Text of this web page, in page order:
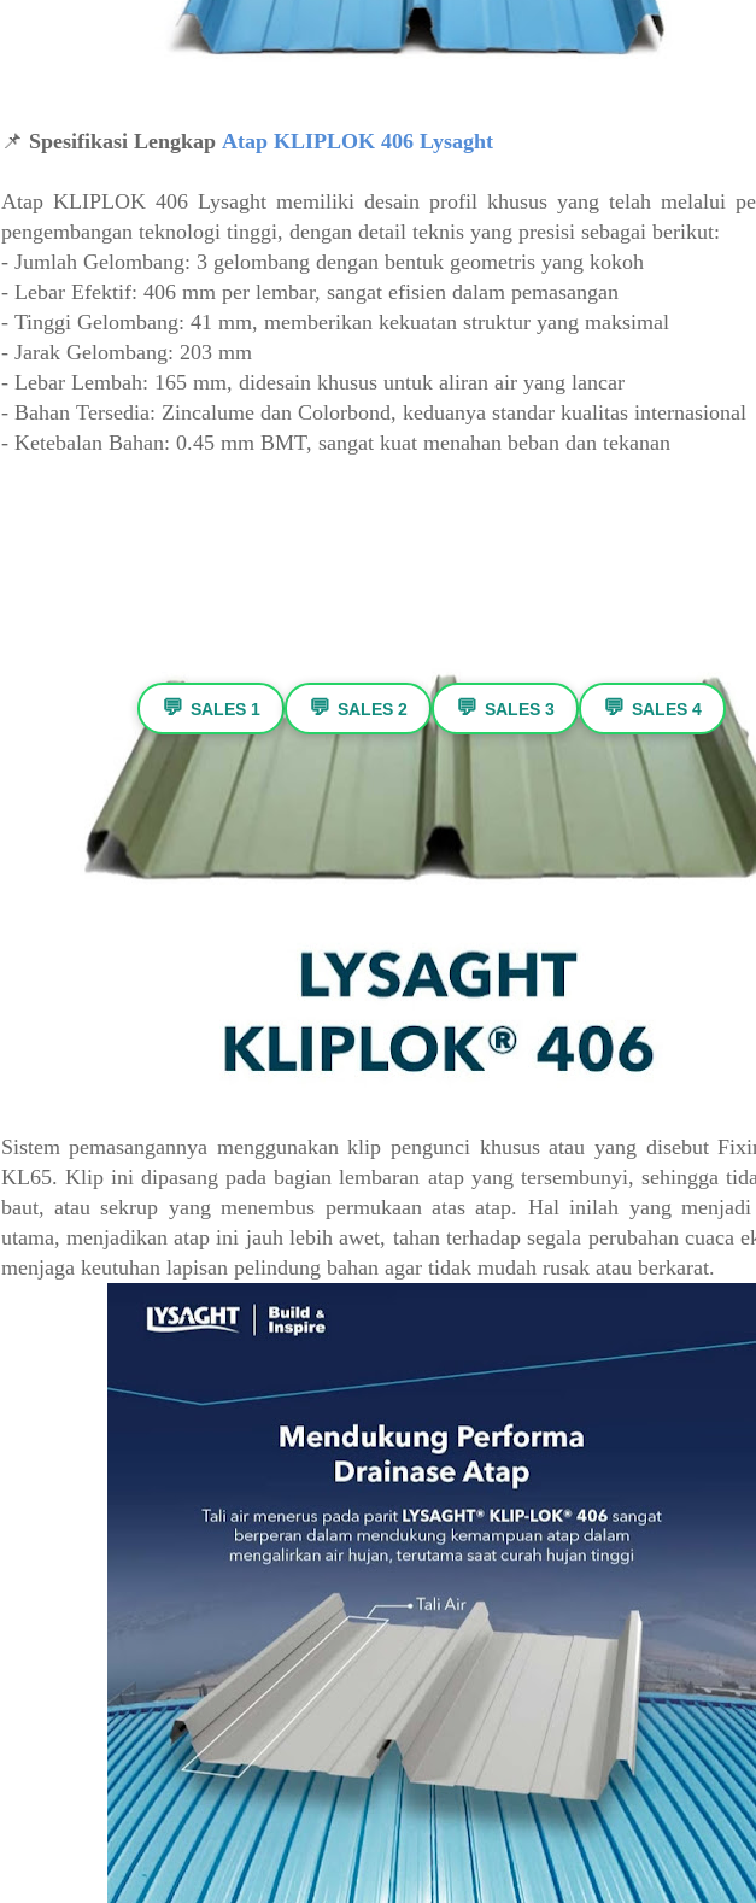
📌 Spesifikasi Lengkap Atap KLIPLOK 406 Lysaght
Atap KLIPLOK 406 Lysaght memiliki desain profil khusus yang telah melalui
pengembangan teknologi tinggi, dengan detail teknis yang presisi sebagai berikut:
- Jumlah Gelombang: 3 gelombang dengan bentuk geometris yang kokoh
- Lebar Efektif: 406 mm per lembar, sangat efisien dalam pemasangan
- Tinggi Gelombang: 41 mm, memberikan kekuatan struktur yang maksimal
- Jarak Gelombang: 203 mm
- Lebar Lembah: 165 mm, didesain khusus untuk aliran air yang lancar
- Bahan Tersedia: Zincalume dan Colorbond, keduanya standar kualitas internasional
- Ketebalan Bahan: 0.45 mm BMT, sangat kuat menahan beban dan tekanan
Sistem pemasangannya menggunakan klip pengunci khusus atau yang disebut
KL65. Klip ini dipasang pada bagian lembaran atap yang tersembunyi, sehingga
baut, atau sekrup yang menembus permukaan atas atap. Hal inilah yang menjadi
utama, menjadikan atap ini jauh lebih awet, tahan terhadap segala perubahan cuaca
menjaga keutuhan lapisan pelindung bahan agar tidak mudah rusak atau berkarat.
💬 SALES 1 💬 SALES 2 💬 SALES 3 💬 SALES 4